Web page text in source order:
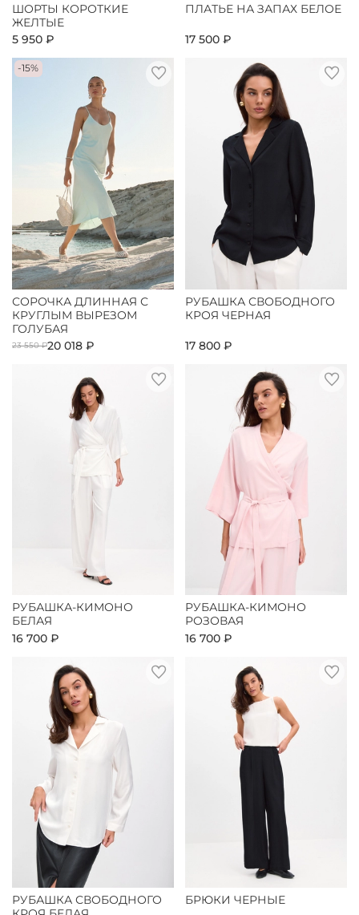
ШОРТЫ КОРОТКИЕ
ЖЕЛТЫЕ
5 950 ₽
ПЛАТЬЕ НА ЗАПАХ БЕЛОЕ
17 500 ₽
-15%
СОРОЧКА ДЛИННАЯ С
КРУГЛЫМ ВЫРЕЗОМ
ГОЛУБАЯ
23 550 ₽20 018 ₽
РУБАШКА СВОБОДНОГО
КРОЯ ЧЕРНАЯ
17 800 ₽
РУБАШКА-КИМОНО
БЕЛАЯ
16 700 ₽
РУБАШКА-КИМОНО
РОЗОВАЯ
16 700 ₽
РУБАШКА СВОБОДНОГО
БРЮКИ ЧЕРНЫЕ